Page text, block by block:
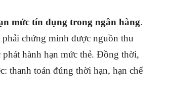
mức tín dụng trong ngân hàng.
chứng minh được nguồn thu
hành hạn mức thẻ. Đồng thời,
thanh toán đúng thời hạn, hạn chế